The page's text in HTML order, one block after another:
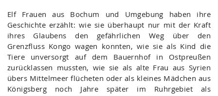
Elf Frauen aus Bochum und Umgebung haben ihre
Geschichte erzählt: wie sie überhaupt nur mit der Kraft
ihres Glaubens den gefährlichen Weg über den
Grenzfluss Kongo wagen konnten, wie sie als Kind die
Tiere unversorgt auf dem Bauernhof in Ostpreußen
zurücklassen mussten, wie sie als alte Frau aus Syrien
übers Mittelmeer flücheten oder als kleines Mädchen aus
Königsberg noch Jahre später im Ruhrgebiet als